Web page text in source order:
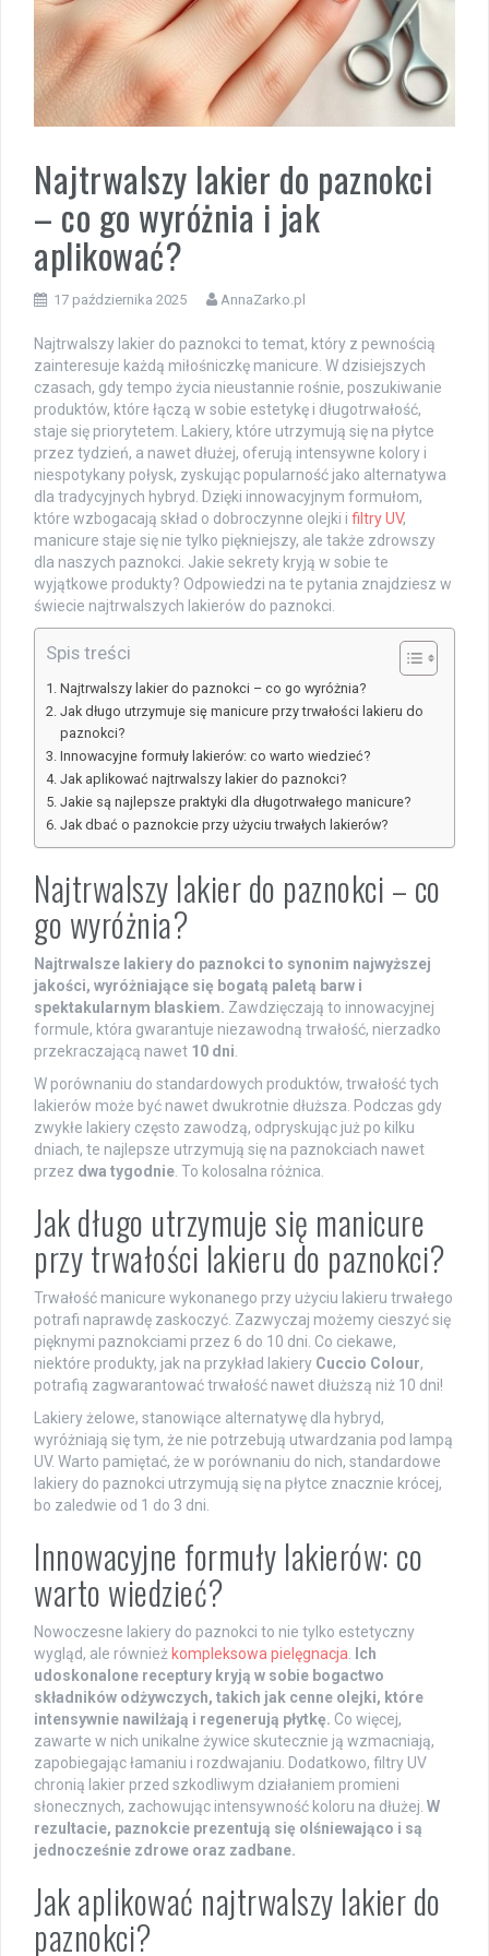
Najtrwalszy lakier do paznokci
– co go wyróżnia i jak
aplikować?
17 października 2025 AnnaZarko.pl
Najtrwalszy lakier do paznokci to temat, który z pewnością
zainteresuje każdą miłośniczkę manicure. W dzisiejszych
czasach, gdy tempo życia nieustannie rośnie, poszukiwanie
produktów, które łączą w sobie estetykę i długotrwałość,
staje się priorytetem. Lakiery, które utrzymują się na płytce
przez tydzień, a nawet dłużej, oferują intensywne kolory i
niespotykany połysk, zyskując popularność jako alternatywa
dla tradycyjnych hybryd. Dzięki innowacyjnym formułom,
które wzbogacają skład o dobroczynne olejki i filtry UV,
manicure staje się nie tylko piękniejszy, ale także zdrowszy
dla naszych paznokci. Jakie sekrety kryją w sobie te
wyjątkowe produkty? Odpowiedzi na te pytania znajdziesz w
świecie najtrwalszych lakierów do paznokci.
Spis treści
Najtrwalszy lakier do paznokci – co go wyróżnia?
Jak długo utrzymuje się manicure przy trwałości lakieru do
paznokci?
Innowacyjne formuły lakierów: co warto wiedzieć?
Jak aplikować najtrwalszy lakier do paznokci?
Jakie są najlepsze praktyki dla długotrwałego manicure?
Jak dbać o paznokcie przy użyciu trwałych lakierów?
Najtrwalszy lakier do paznokci – co
go wyróżnia?
Najtrwalsze lakiery do paznokci to synonim najwyższej
jakości, wyróżniające się bogatą paletą barw i
spektakularnym blaskiem. Zawdzięczają to innowacyjnej
formule, która gwarantuje niezawodną trwałość, nierzadko
przekraczającą nawet 10 dni
W porównaniu do standardowych produktów, trwałość tych
lakierów może być nawet dwukrotnie dłuższa. Podczas gdy
zwykłe lakiery często zawodzą, odpryskując już po kilku
dniach, te najlepsze utrzymują się na paznokciach nawet
przez dwa tygodnie . To kolosalna różnica.
Jak długo utrzymuje się manicure
przy trwałości lakieru do paznokci?
Trwałość manicure wykonanego przy użyciu lakieru trwałego
potrafi naprawdę zaskoczyć. Zazwyczaj możemy cieszyć się
pięknymi paznokciami przez 6 do 10 dni. Co ciekawe,
niektóre produkty, jak na przykład lakiery Cuccio Colour,
potrafią zagwarantować trwałość nawet dłuższą niż 10 dni!
Lakiery żelowe, stanowiące alternatywę dla hybryd,
wyróżniają się tym, że nie potrzebują utwardzania pod lampą
UV. Warto pamiętać, że w porównaniu do nich, standardowe
lakiery do paznokci utrzymują się na płytce znacznie krócej,
bo zaledwie od 1 do 3 dni.
Innowacyjne formuły lakierów: co
warto wiedzieć?
Nowoczesne lakiery do paznokci to nie tylko estetyczny
wygląd, ale również kompleksowa pielęgnacja Ich
udoskonalone receptury kryją w sobie bogactwo
składników odżywczych, takich jak cenne olejki, które
intensywnie nawilżają i regenerują płytkę. Co więcej,
zawarte w nich unikalne żywice skutecznie ją wzmacniają,
zapobiegając łamaniu i rozdwajaniu. Dodatkowo, filtry UV
chronią lakier przed szkodliwym działaniem promieni
słonecznych, zachowując intensywność koloru na dłużej. W
rezultacie, paznokcie prezentują się olśniewająco i są
jednocześnie zdrowe oraz zadbane.
Jak aplikować najtrwalszy lakier do
paznokci?